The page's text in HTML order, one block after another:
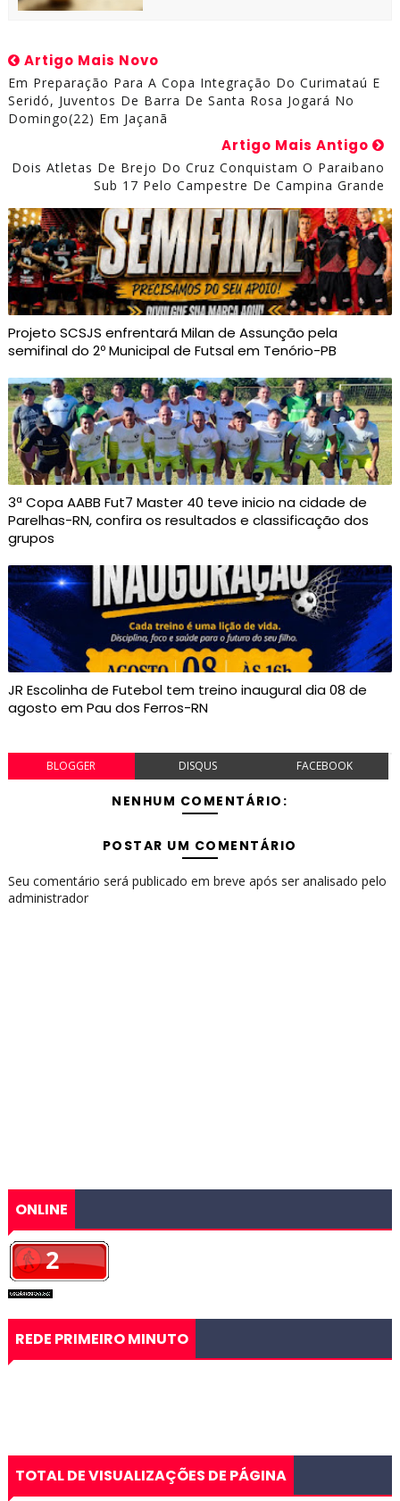
Artigo Mais Novo
Em Preparação Para A Copa Integração Do Curimataú E
Seridó, Juventos De Barra De Santa Rosa Jogará No
Domingo(22) Em Jaçanã
Artigo Mais Antigo
Dois Atletas De Brejo Do Cruz Conquistam O Paraibano
Sub 17 Pelo Campestre De Campina Grande
Projeto SCSJS enfrentará Milan de Assunção pela
semifinal do 2º Municipal de Futsal em Tenório-PB
3ª Copa AABB Fut7 Master 40 teve inicio na cidade de
Parelhas-RN, confira os resultados e classificação dos
grupos
JR Escolinha de Futebol tem treino inaugural dia 08 de
agosto em Pau dos Ferros-RN
BLOGGER DISQUS FACEBOOK
NENHUM COMENTÁRIO:
POSTAR UM COMENTÁRIO
Seu comentário será publicado em breve após ser analisado pelo
administrador
ONLINE
REDE PRIMEIRO MINUTO
TOTAL DE VISUALIZAÇÕES DE PÁGINA